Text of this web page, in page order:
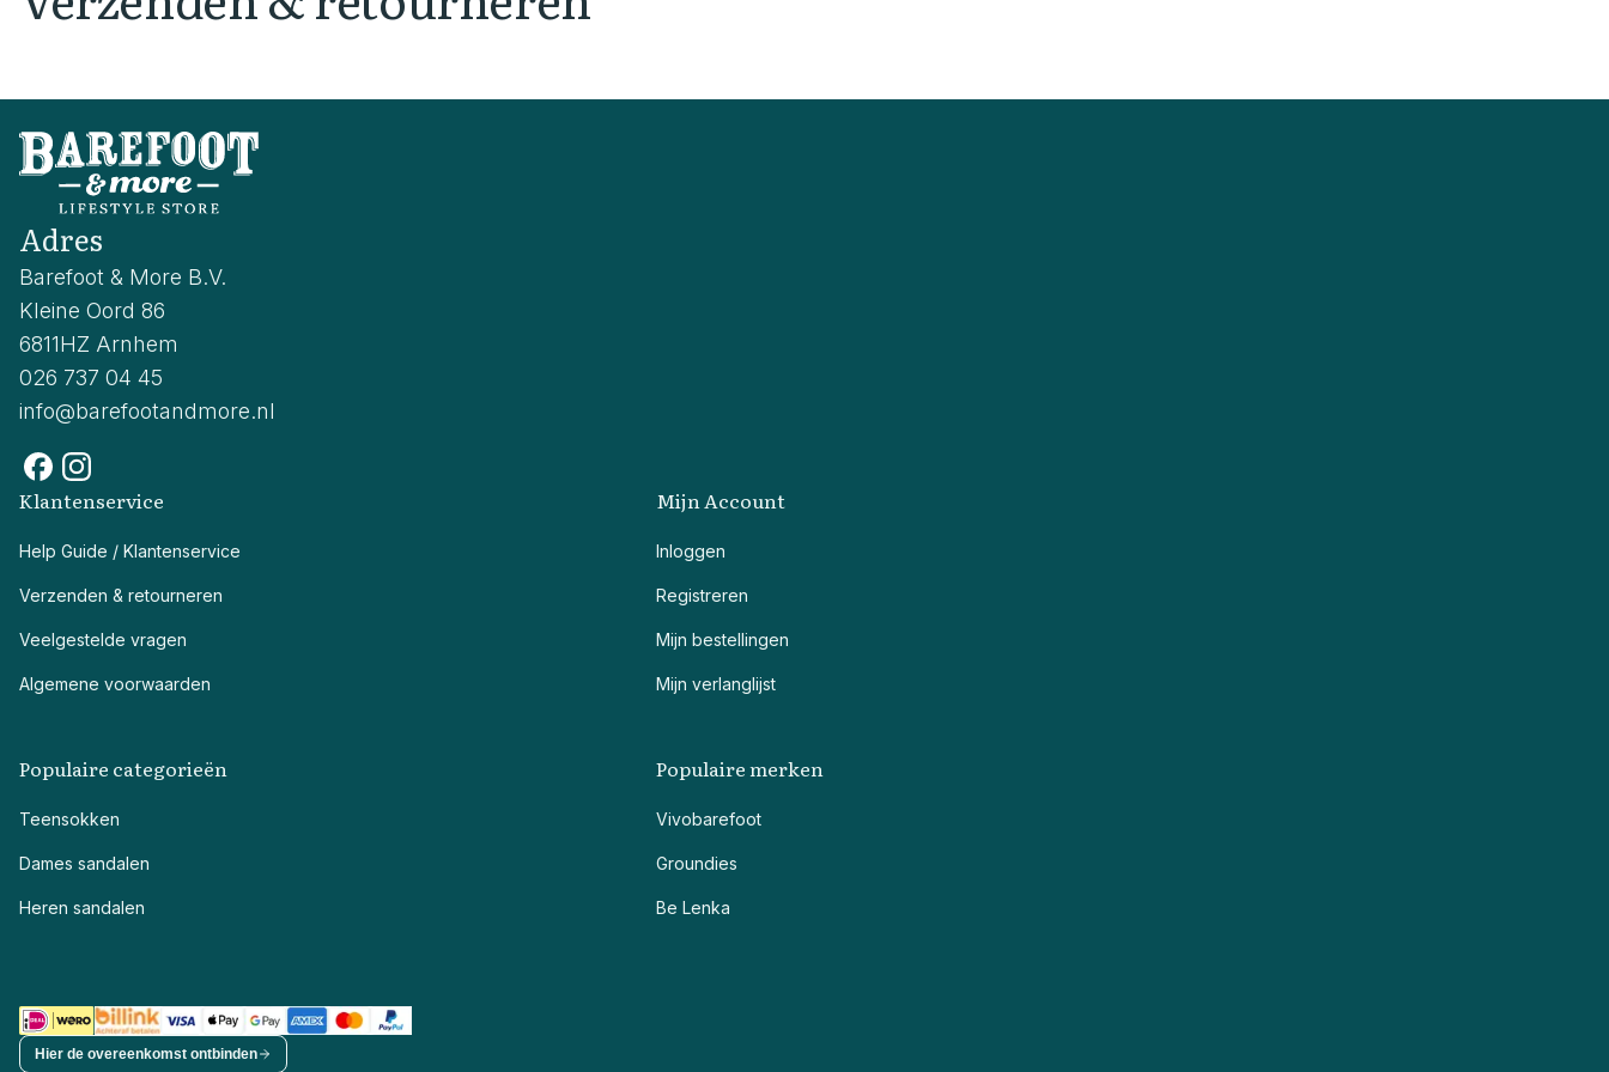
Adres
Barefoot & More B.V.
Kleine Oord 86
6811HZ Arnhem
026 737 04 45
info@barefootandmore.nl
Klantenservice
Help Guide / Klantenservice
Verzenden & retourneren
Veelgestelde vragen
Algemene voorwaarden
Mijn Account
Inloggen
Registreren
Mijn bestellingen
Mijn verlanglijst
Populaire categorieën
Teensokken
Dames sandalen
Heren sandalen
Populaire merken
Vivobarefoot
Groundies
Be Lenka
Hier de overeenkomst ontbinden